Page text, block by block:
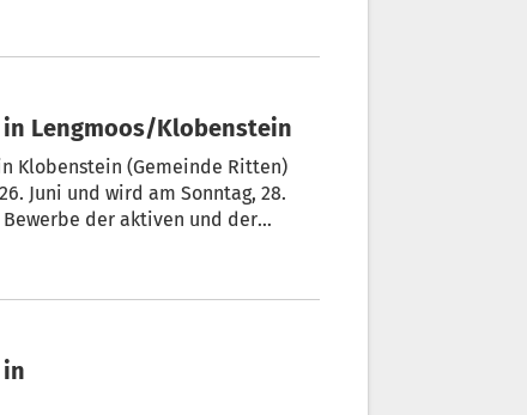
Lengmoos/Klobenstein
Klobenstein (Gemeinde Ritten)
Juni und wird am Sonntag, 28.
Bewerbe der aktiven und der